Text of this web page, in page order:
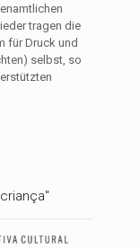
tragen die
für Druck und
selbst, so